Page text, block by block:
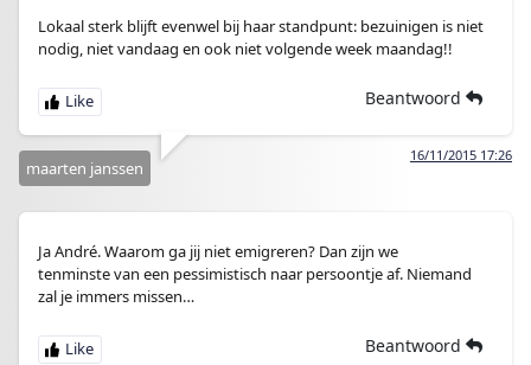
Lokaal sterk blijft evenwel bij haar standpunt: bezuinigen is niet
nodig, niet vandaag en ook niet volgende week maandag!!
Beantwoord
16/11/2015 17:26
maarten janssen
Ja André. Waarom ga jij niet emigreren? Dan zijn we
tenminste van een pessimistisch naar persoontje af. Niemand
zal je immers missen…
Beantwoord